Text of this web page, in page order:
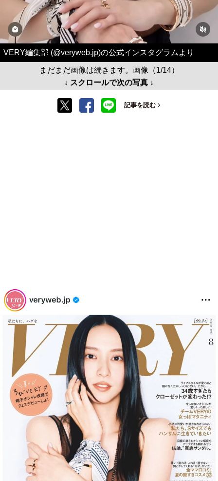
VERY編集部 (@veryweb.jp)の公式インスタグラムより
まだまだ画像は続きます。画像（1/14）
↓ スクロールで次の写真 ↓
記事を読む